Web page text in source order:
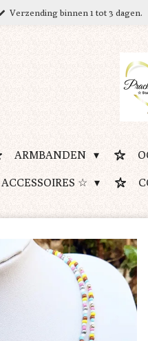
Verzending binnen 1 tot 3 dagen.
ARMBANDEN
☆